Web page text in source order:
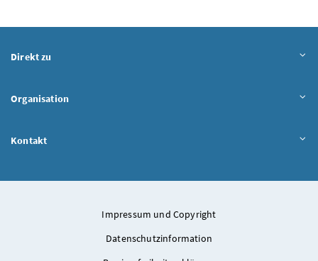
Direkt zu
Organisation
Kontakt
Impressum und Copyright
Datenschutzinformation